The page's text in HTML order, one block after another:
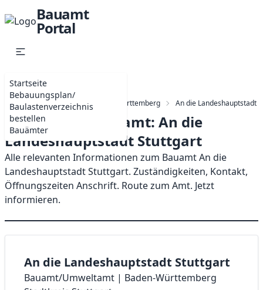
Bauamt
Portal
Startseite
Bebauungsplan/
Baulastenverzeichnis
bestellen
Bauämter
Startseite Bauämter in Baden-wurttemberg An die Landeshauptstadt
Bauamt/Umweltamt: An die
Landeshauptstadt Stuttgart
Alle relevanten Informationen zum Bauamt An die
Landeshauptstadt Stuttgart. Zuständigkeiten, Kontakt,
Öffnungszeiten Anschrift. Route zum Amt. Jetzt
informieren.
An die Landeshauptstadt Stuttgart
Bauamt/Umweltamt | Baden-Württemberg